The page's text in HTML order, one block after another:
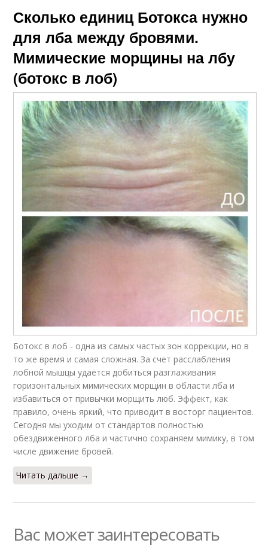
Сколько единиц Ботокса нужно
для лба между бровями.
Мимические морщины на лбу
(ботокс в лоб)
Ботокс в лоб - одна из самых частых зон коррекции, но в
то же время и самая сложная. За счет расслабления
лобной мышцы удаётся добиться разглаживания
горизонтальных мимических морщин в области лба и
избавиться от привычки морщить люб. Эффект, как
правило, очень яркий, что приводит в восторг пациентов.
Сегодня мы уходим от стандартов полностью
обездвиженного лба и частично сохраняем мимику, в том
числе движение бровей.
Читать дальше →
Вас может заинтересовать